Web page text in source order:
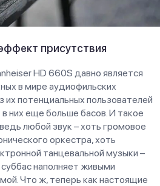
присутствия
HD 660S давно является
в мире аудиофильских
их потенциальных пользователей
них еще больше басов. И такое
любой звук – хоть громовое
оркестра, хоть
танцевальной музыки –
наполняет живыми
Что ж, теперь как настоящие